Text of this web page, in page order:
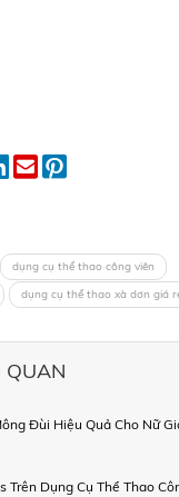
dụng cụ thể thao công viên
dụng cụ thể thao xà dơn giá
QUAN
Đùi Hiệu Quả Cho Nữ
Trên Dụng Cụ Thể Thao